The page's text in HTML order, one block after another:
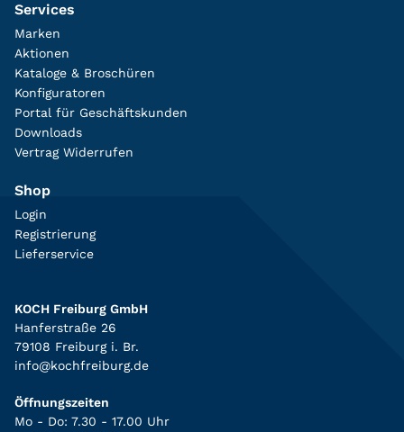
Services
Marken
Aktionen
Kataloge & Broschüren
Konfiguratoren
Portal für Geschäftskunden
Downloads
Vertrag Widerrufen
Shop
Login
Registrierung
Lieferservice
KOCH Freiburg GmbH
Hanferstraße 26
79108 Freiburg i. Br.
info@kochfreiburg.de
Öffnungszeiten
Mo - Do: 7.30 - 17.00 Uhr